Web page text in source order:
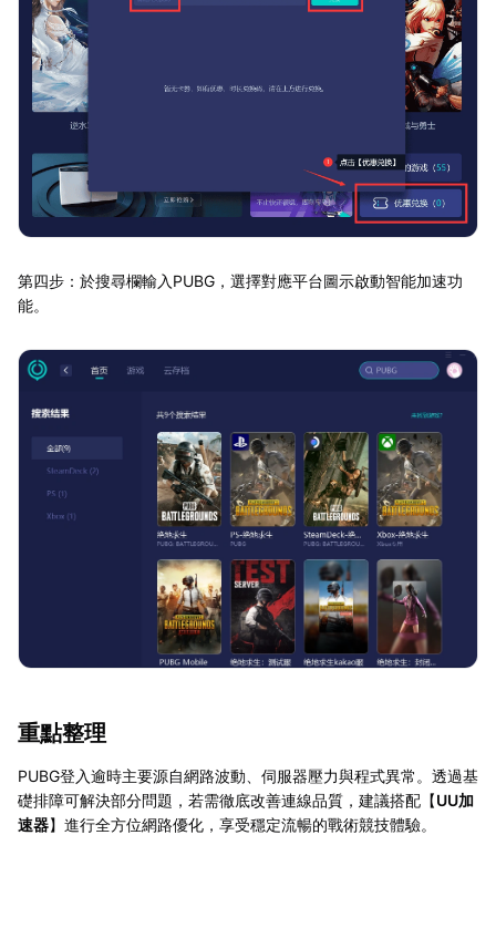
第四步：於搜尋欄輸入PUBG，選擇對應平台圖示啟動智能加速功
能。
重點整理
PUBG登入逾時主要源自網路波動、伺服器壓力與程式異常。透過基
礎排障可解決部分問題，若需徹底改善連線品質，建議搭配【UU加
速器】進行全方位網路優化，享受穩定流暢的戰術競技體驗。